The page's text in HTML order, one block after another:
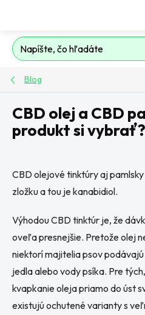
Blog
CBD olej a CBD
produkt si vybrať?
CBD olejové tinktúry aj
zložku a tou je kanabidiol.
Výhodou CBD tinktúr je, že
oveľa presnejšie. Pretože olej
niektorí majitelia psov
jedla alebo vody psíka. Pre
kvapkanie oleja priamo do úst
existujú ochutené varianty s